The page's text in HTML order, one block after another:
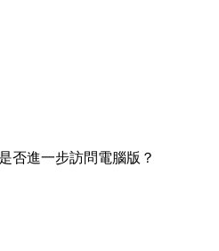
否進一步訪問電腦版？